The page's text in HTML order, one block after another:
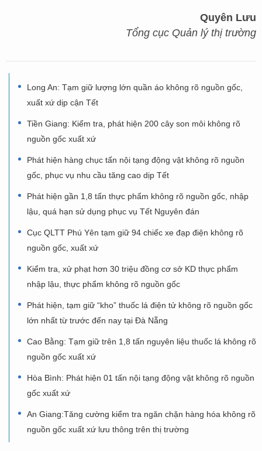
Quyên Lưu
Tổng cục Quản lý thị trường
Long An: Tạm giữ lượng lớn quần áo không rõ nguồn gốc,
xuất xứ dịp cận Tết
Tiền Giang: Kiểm tra, phát hiện 200 cây son môi không rõ
nguồn gốc xuất xứ
Phát hiện hàng chục tấn nội tạng động vật không rõ nguồn
gốc, phục vụ nhu cầu tăng cao dịp Tết
Phát hiện gần 1,8 tấn thực phẩm không rõ nguồn gốc, nhập
lậu, quá hạn sử dụng phục vụ Tết Nguyên đán
Cục QLTT Phú Yên tạm giữ 94 chiếc xe đạp điện không rõ
nguồn gốc, xuất xứ
Kiểm tra, xử phạt hơn 30 triệu đồng cơ sở KD thực phẩm
nhập lậu, thực phẩm không rõ nguồn gốc
Phát hiện, tạm giữ “kho” thuốc lá điện tử không rõ nguồn gốc
lớn nhất từ trước đến nay tại Đà Nẵng
Cao Bằng: Tạm giữ trên 1,8 tấn nguyên liệu thuốc lá không rõ
nguồn gốc xuất xứ
Hòa Bình: Phát hiện 01 tấn nội tạng động vật không rõ nguồn
gốc xuất xứ
An Giang:Tăng cường kiểm tra ngăn chặn hàng hóa không rõ
nguồn gốc xuất xứ lưu thông trên thị trường